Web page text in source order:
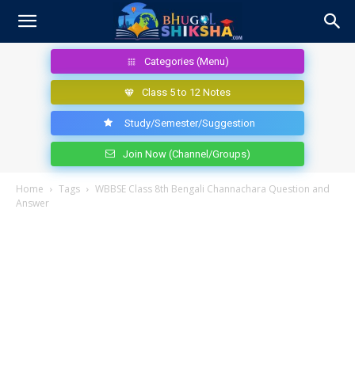
Categories (Menu)
Class 5 to 12 Notes
Study/Semester/Suggestion
Join Now (Channel/Groups)
Home Tags
WBBSE Class 8th Bengali Channachara Question and
Answer